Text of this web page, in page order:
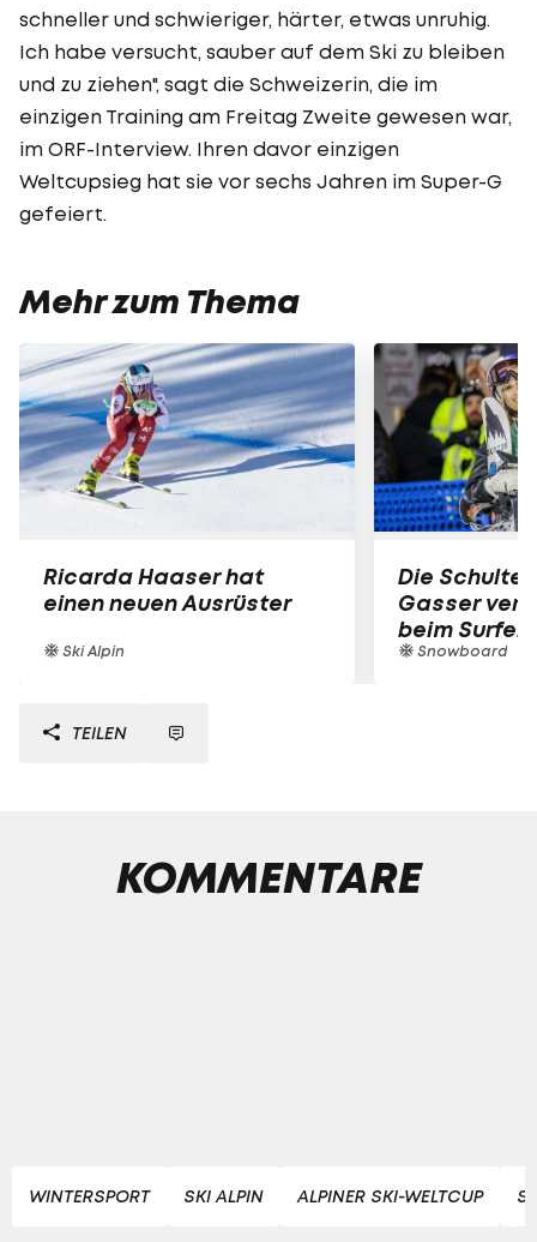
schneller und schwieriger, härter, etwas unruhig.
Ich habe versucht, sauber auf dem Ski zu bleiben
und zu ziehen", sagt die Schweizerin, die im
einzigen Training am Freitag Zweite gewesen war,
im ORF-Interview. Ihren davor einzigen
Weltcupsieg hat sie vor sechs Jahren im Super-G
gefeiert.
Mehr zum Thema
Ricarda Haaser hat
einen neuen Ausrüster
Ski Alpin
Die
Gasser
beim Surfen
Snowboard
TEILEN
KOMMENTARE
WINTERSPORT SKI ALPIN ALPINER SKI-WELTCUP